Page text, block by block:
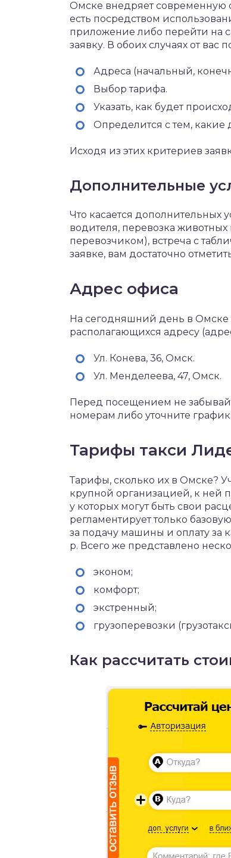
Омске внедряет современную
есть посредством
приложение либо перейти на
заявку. В обоих случаях от
Адреса (начальный,
Выбор тарифа.
Указать, как будет
Определится с тем,
Исходя из этих критериев
Дополнительные
Что касается дополнительных
водителя, перевозка
перевозчиком), встреча с
заявке, вам достаточно
Адрес офиса
На сегодняшний день в Омске
располагающихся адресу
Ул. Конева, 36, Омск.
Ул. Менделеева, 47, Омск.
Перед посещением не
номерам либо уточните
Тарифы такси
Тарифы, сколько их в Омске?
крупной организацией, к ней
у которых могут быть свои
регламентирует только
за подачу машины и оплату за
р. Всего же представлено
эконом;
комфорт;
экстренный;
грузоперевозки
Как рассчитать